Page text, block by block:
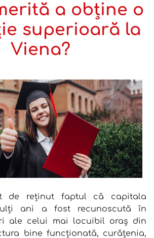
a obține o
superioară la
Viena?
de reținut faptul că capitala
ani a fost recunoscută în
ale celui mai locuibil oraș din
bine funcționată, curățenia,